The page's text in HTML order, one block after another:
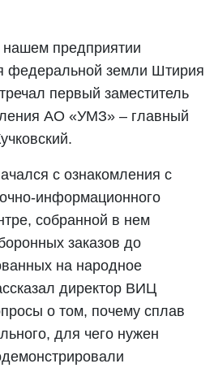
предприятии
федеральной земли Штирия
первый заместитель
АО «УМЗ» – главный
с ознакомления с
информационного
собранной в нем
заказов до
на народное
директор ВИЦ
о том, почему сплав
для чего нужен